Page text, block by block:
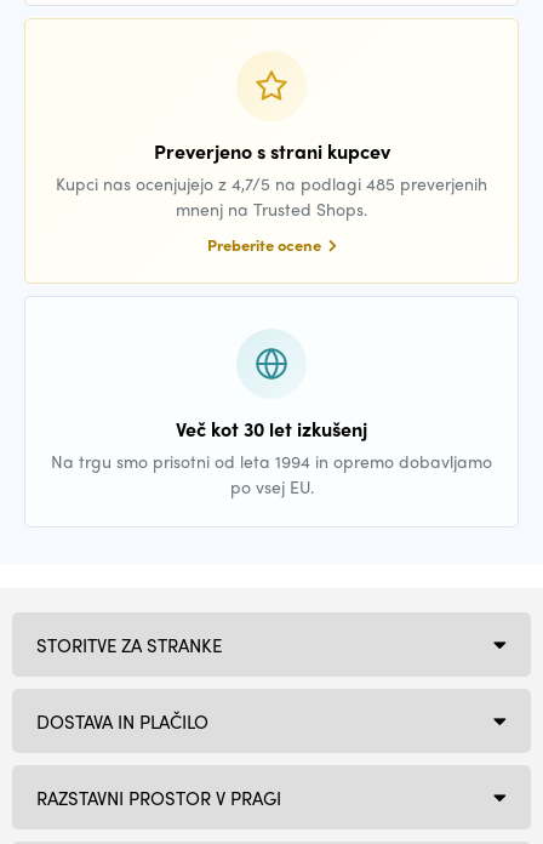
Preverjeno s strani kupcev
Kupci nas ocenjujejo z 4,7/5 na podlagi 485 preverjenih
mnenj na Trusted Shops.
Preberite ocene
Več kot 30 let izkušenj
Na trgu smo prisotni od leta 1994 in opremo dobavljamo
po vsej EU.
RAZSTAVNI PROSTOR V PRAGI
STORITVE ZA STRANKE
DOSTAVA IN PLAČILO